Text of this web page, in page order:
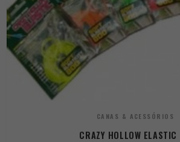
CANAS & ACESSÓRIOS
CRAZY HOLLOW ELASTIC